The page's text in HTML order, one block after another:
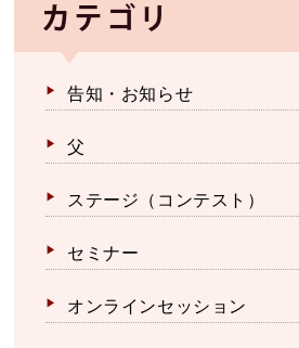
カテゴリ
告知・お知らせ
父
ステージ（コンテスト）
セミナー
オンラインセッション